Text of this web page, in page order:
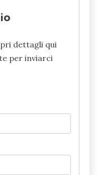
dettagli qui
per inviarci